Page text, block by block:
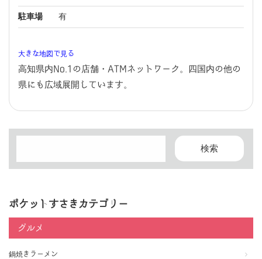
駐車場 有
大きな地図で見る
高知県内No.1の店舗・ATMネットワーク。四国内の他の
県にも広域展開しています。
ポケットすさきカテゴリー
グルメ
鍋焼きラーメン